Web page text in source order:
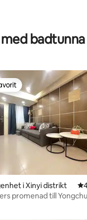
badtunna
betyg, 3 omdömen
i Xinyi distrikt
promenad till